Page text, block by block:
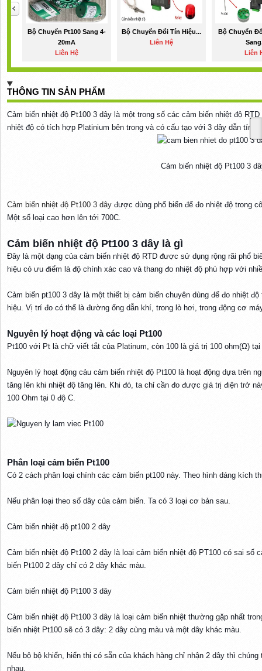
Bộ Chuyển Pt100 Sang 4-
20mA
Liên Hệ
Bộ Chuyển Đổi Tín Hiệu...
Liên Hệ
Bộ Chuyển
Liên
THÔNG TIN SẢN PHẨM
Cảm biến nhiệt độ Pt100 3 dây là một trong số các cảm biến nhiệt độ
nhiệt độ có tích hợp Platinium bên trong và có cấu tạo với 3 dây dẫn tín
Cảm biến nhiệt độ Pt100 3
Cảm biến nhiệt độ Pt100 3 dâyđược dùng phổ biến để đo nhiệt độ trong
Một số loại cao hơn lên tới 700C.
Cảm biến nhiệt độ Pt100 3 dây là gì​
Đây là một dạng của cảm biến nhiệt độ RTD được sử dụng rộng rãi phổ
hiệu có ưu điểm là độ chính xác cao và thang đo nhiệt độ phù hợp với
Cảm biến pt100 3 dây là một thiết bị cảm biến chuyên dùng để đo nhiệt
hiệu. Vị trí đo có thể là đường ống dẫn khí, trong lò hơi, trong động cơ
Nguyên lý hoạt động và các loại Pt100​
Pt100 với Pt là chữ viết tắt của Platinum, còn 100 là giá trị 100 ohm(Ω) tại
Nguyên lý hoạt động cảu cảm biến nhiệt độ Pt100 là hoạt động dựa trên
tăng lên khi nhiệt độ tăng lên. Khi đó, ta chỉ cần đo được giá trị điện trở
100 Ohm tại 0 độ C.
Phân loại cảm biến Pt100​
Có 2 cách phân loại chính các cảm biến pt100 này. Theo hình dáng kích
Nếu phân loại theo số dây của cảm biến. Ta có 3 loại cơ bản sau.
Cảm biến nhiệt độ pt100 2 dây
Cảm biến nhiệt độ Pt100 2 dây là loại cảm biến nhiệt độ PT100 có sai
biến Pt100 2 dây chỉ có 2 dây khác màu.
Cảm biến nhiệt độ Pt100 3 dây
Cảm biến nhiệt độ Pt100 3 dây là loại cảm biến nhiệt thường gặp nhất
biến nhiệt Pt100 sẽ có 3 dây: 2 dây cùng màu và một dây khác màu.
Nếu bộ bộ khiển, hiển thị có sẵn của khách hàng chỉ nhận 2 dây thì
nhau.